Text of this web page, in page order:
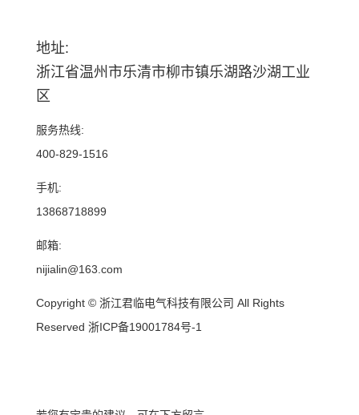
地址:
浙江省温州市乐清市柳市镇乐湖路沙湖工业
区
服务热线:
400-829-1516
手机:
13868718899
邮箱:
nijialin@163.com
Copyright © 浙江君临电气科技有限公司 All Rights
Reserved 浙ICP备19001784号-1